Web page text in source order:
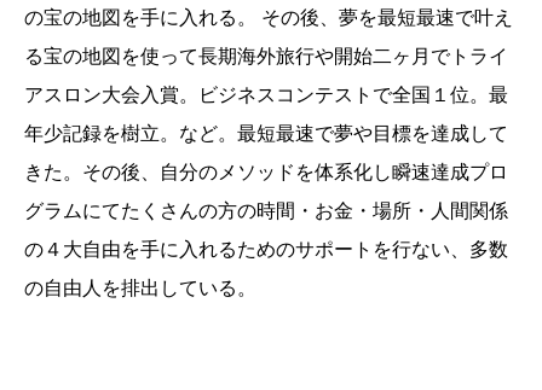
の宝の地図を手に入れる。 その後、夢を最短最速で叶え
る宝の地図を使って長期海外旅行や開始二ヶ月でトライ
アスロン大会入賞。ビジネスコンテストで全国１位。最
年少記録を樹立。など。最短最速で夢や目標を達成して
きた。その後、自分のメソッドを体系化し瞬速達成プロ
グラムにてたくさんの方の時間・お金・場所・人間関係
の４大自由を手に入れるためのサポートを行ない、多数
の自由人を排出している。